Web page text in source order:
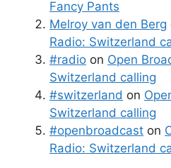
Fancy Pants
Melroy van den Berg
Radio: Switzerland
#radio on Open
Switzerland calling
#switzerland on
Switzerland calling
#openbroadcast on
Radio: Switzerland